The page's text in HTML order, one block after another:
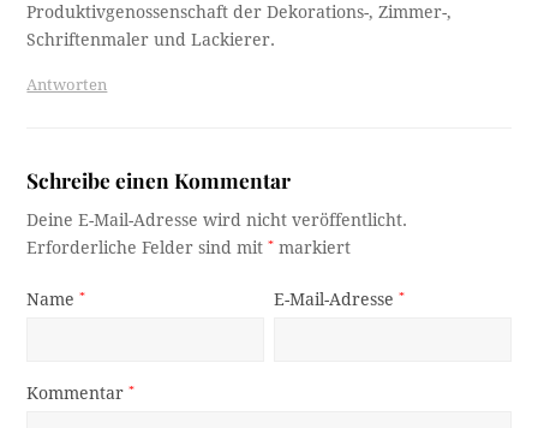
Produktivgenossenschaft der Dekorations-, Zimmer-,
Schriftenmaler und Lackierer.
Antworten
Schreibe einen Kommentar
Deine E-Mail-Adresse wird nicht veröffentlicht.
Erforderliche Felder sind mit* markiert
Name* E-Mail-Adresse*
Kommentar*